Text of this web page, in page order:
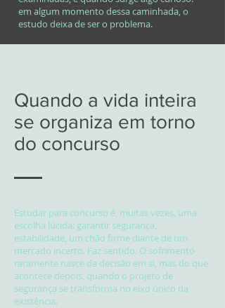
em algum momento dessa caminhada, o
estudo deixa de ser o problema.
Quando a vida inteira
se organiza em torno
do concurso
Estudar para concurso é, muitas vezes, uma
escolha lúcida: garantir segurança,
estabilidade, um chão firme diante de um
mercado incerto. Faz sentido. O sofrimento
raramente nasce da decisão em si, mas do que
acontece depois, quando o projeto de
segurança se transforma no eixo único da
existência.